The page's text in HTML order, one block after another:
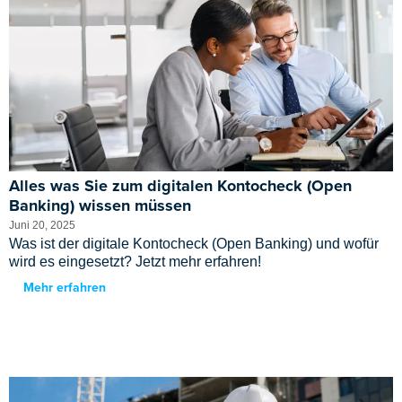
Alles was Sie zum digitalen Kontocheck (Open
Banking) wissen müssen
Juni 20, 2025
Was ist der digitale Kontocheck (Open Banking) und wofür
wird es eingesetzt? Jetzt mehr erfahren!
Mehr erfahren